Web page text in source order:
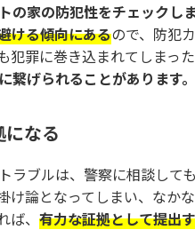
の家の防犯性をチェックしま
ける傾向にあるので、防犯
犯罪に巻き込まれてしまっ
げられることがあります。
なる
ラブルは、警察に相談して
け論となってしまい、なか
、 有力な証拠として提出